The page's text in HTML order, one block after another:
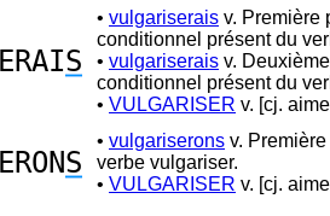
ERAIS
• vulgariserais v. Première
conditionnel présent du
• vulgariserais v.
conditionnel présent du
• VULGARISER v. [cj.
ERONS
• vulgariserons v.
verbe vulgariser.
• VULGARISER v. [cj.